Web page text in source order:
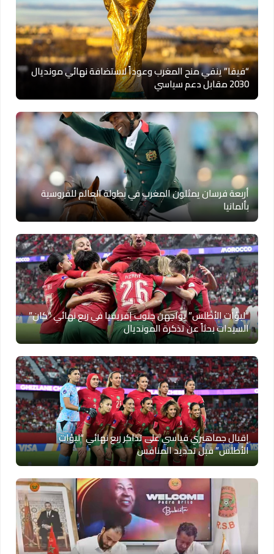
“فيفا” ينفي منح المغرب وعوداً لاستضافة نهائي مونديال
2030 مقابل دعم سياسي
أربعة فرسان يمثلون المغرب في بطولة العالم للفروسية
بألمانيا
“لبؤات الأطلس” يواجهن جنوب إفريقيا في ربع نهائي “كان”
السيدات بحثاً عن تذكرة المونديال
إقبال جماهيري قياسي على تذاكر ربع نهائي “لبؤات
الأطلس” قبل تحديد المنافس